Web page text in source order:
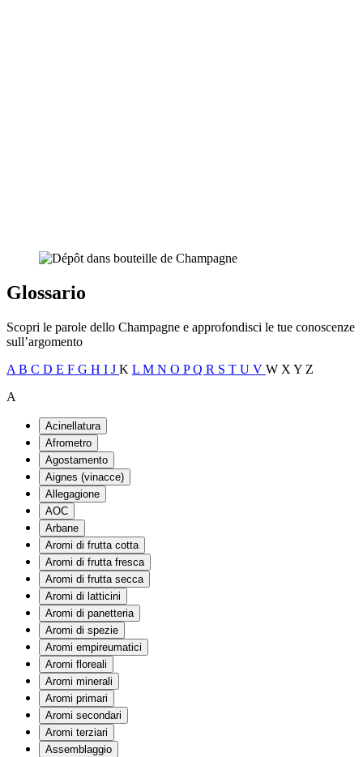
Glossario
Scopri le parole dello Champagne e approfondisci le tue conoscenze
sull’argomento
A B C D E F G H I J K L M N O PQ R S T U V W X Y Z
A
Acinellatura
Afrometro
Agostamento
Aignes (vinacce)
Allegagione
AOC
Arbane
Aromi di frutta cotta
Aromi di frutta fresca
Aromi di frutta secca
Aromi di latticini
Aromi di panetteria
Aromi di spezie
Aromi empireumatici
Aromi floreali
Aromi minerali
Aromi primari
Aromi secondari
Aromi terziari
Assemblaggio